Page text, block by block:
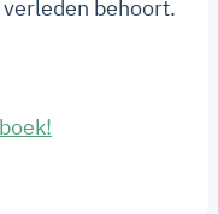
behoort.